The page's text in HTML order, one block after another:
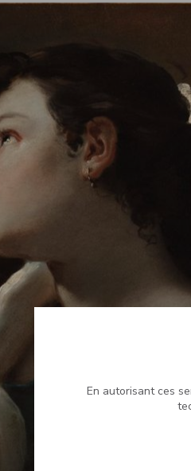
En autorisant ces